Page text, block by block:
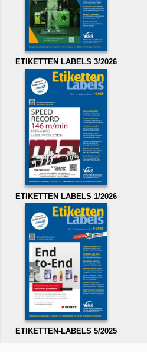
ETIKETTEN LABELS 3/2026
ETIKETTEN LABELS 1/2026
ETIKETTEN-LABELS 5/2025